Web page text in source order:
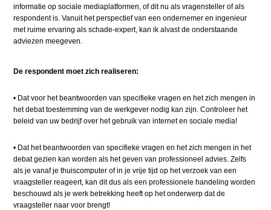
informatie op sociale mediaplatformen, of dit nu als vragensteller of als
respondent is. Vanuit het perspectief van een ondernemer en ingenieur
met ruime ervaring als schade-expert, kan ik alvast de onderstaande
adviezen meegeven.
De respondent moet zich realiseren:
• Dat voor het beantwoorden van specifieke vragen en het zich mengen in
het debat toestemming van de werkgever nodig kan zijn. Controleer het
beleid van uw bedrijf over het gebruik van internet en sociale media!
• Dat het beantwoorden van specifieke vragen en het zich mengen in het
debat gezien kan worden als het geven van professioneel advies. Zelfs
als je vanaf je thuiscomputer of in je vrije tijd op het verzoek van een
vraagsteller reageert, kan dit dus als een professionele handeling worden
beschouwd als je werk betrekking heeft op het onderwerp dat de
vraagsteller naar voor brengt!